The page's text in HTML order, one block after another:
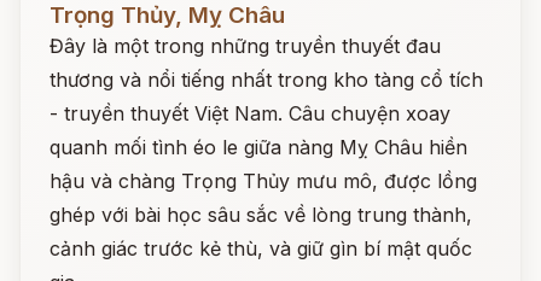
Trọng Thủy, Mỵ Châu
Đây là một trong những truyền thuyết đau
thương và nổi tiếng nhất trong kho tàng cổ tích
- truyền thuyết Việt Nam. Câu chuyện xoay
quanh mối tình éo le giữa nàng Mỵ Châu hiền
hậu và chàng Trọng Thủy mưu mô, được lồng
ghép với bài học sâu sắc về lòng trung thành,
cảnh giác trước kẻ thù, và giữ gìn bí mật quốc